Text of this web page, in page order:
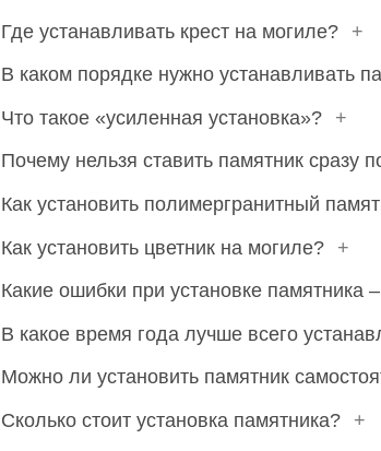
Где устанавливать крест на могиле?
+
В каком порядке нужно устанавливать
Что такое «усиленная установка»?
+
Почему нельзя ставить памятник сразу
Как установить полимергранитный
Как установить цветник на могиле?
+
Какие ошибки при установке памятника
В какое время года лучше всего
Можно ли установить памятник
Сколько стоит установка памятника?
+